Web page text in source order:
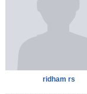
ridham rs